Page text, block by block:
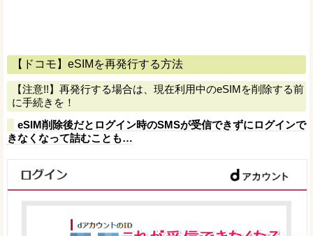
【ドコモ】eSIMを再発行する方法
【注意!!】再発行する場合は、現在利用中のeSIMを削除する前
に手続きを！
eSIM削除後だとログイン時のSMSが受信できずにログインで
きなくなって詰むことも…